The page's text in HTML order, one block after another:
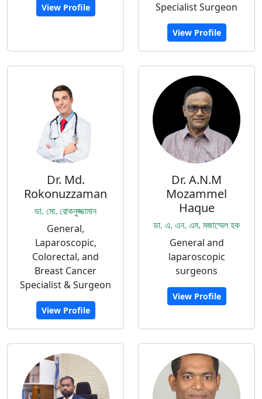
View Profile
Specialist Surgeon
View Profile
Dr. Md.
Rokonuzzaman
ডা. মো. রোকনুজ্জামান
General,
Laparoscopic,
Colorectal, and
Breast Cancer
Specialist & Surgeon
View Profile
Dr. A.N.M
Mozammel
Haque
ডা. এ. এন. এম. মজাম্মেল হক
General and
laparoscopic
surgeons
View Profile